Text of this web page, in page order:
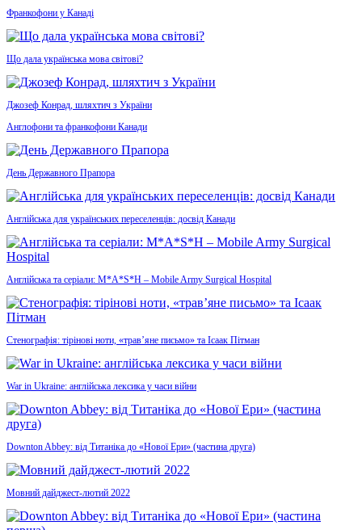
Франкофони у Канаді
Що дала українська мова світові?
Джозеф Конрад, шляхтич з України
Англофони та франкофони Канади
День Державного Прапора
Англійська для українських переселенців: досвід Канади
Англійська та серіали: M*A*S*H – Mobile Army Surgical Hospital
Стенографія: тірінові ноти, «трав’яне письмо» та Ісаак Пітман
War in Ukraine: англійська лексика у часи війни
Downton Abbey: від Титаніка до «Нової Ери» (частина друга)
Мовний дайджест-лютий 2022